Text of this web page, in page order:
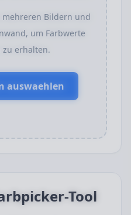
mehreren Bildern und
um Farbwerte
zu erhalten.
auswaehlen
Tool